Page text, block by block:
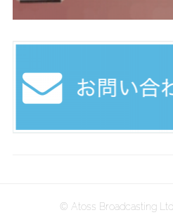
© Atoss Broadcasting